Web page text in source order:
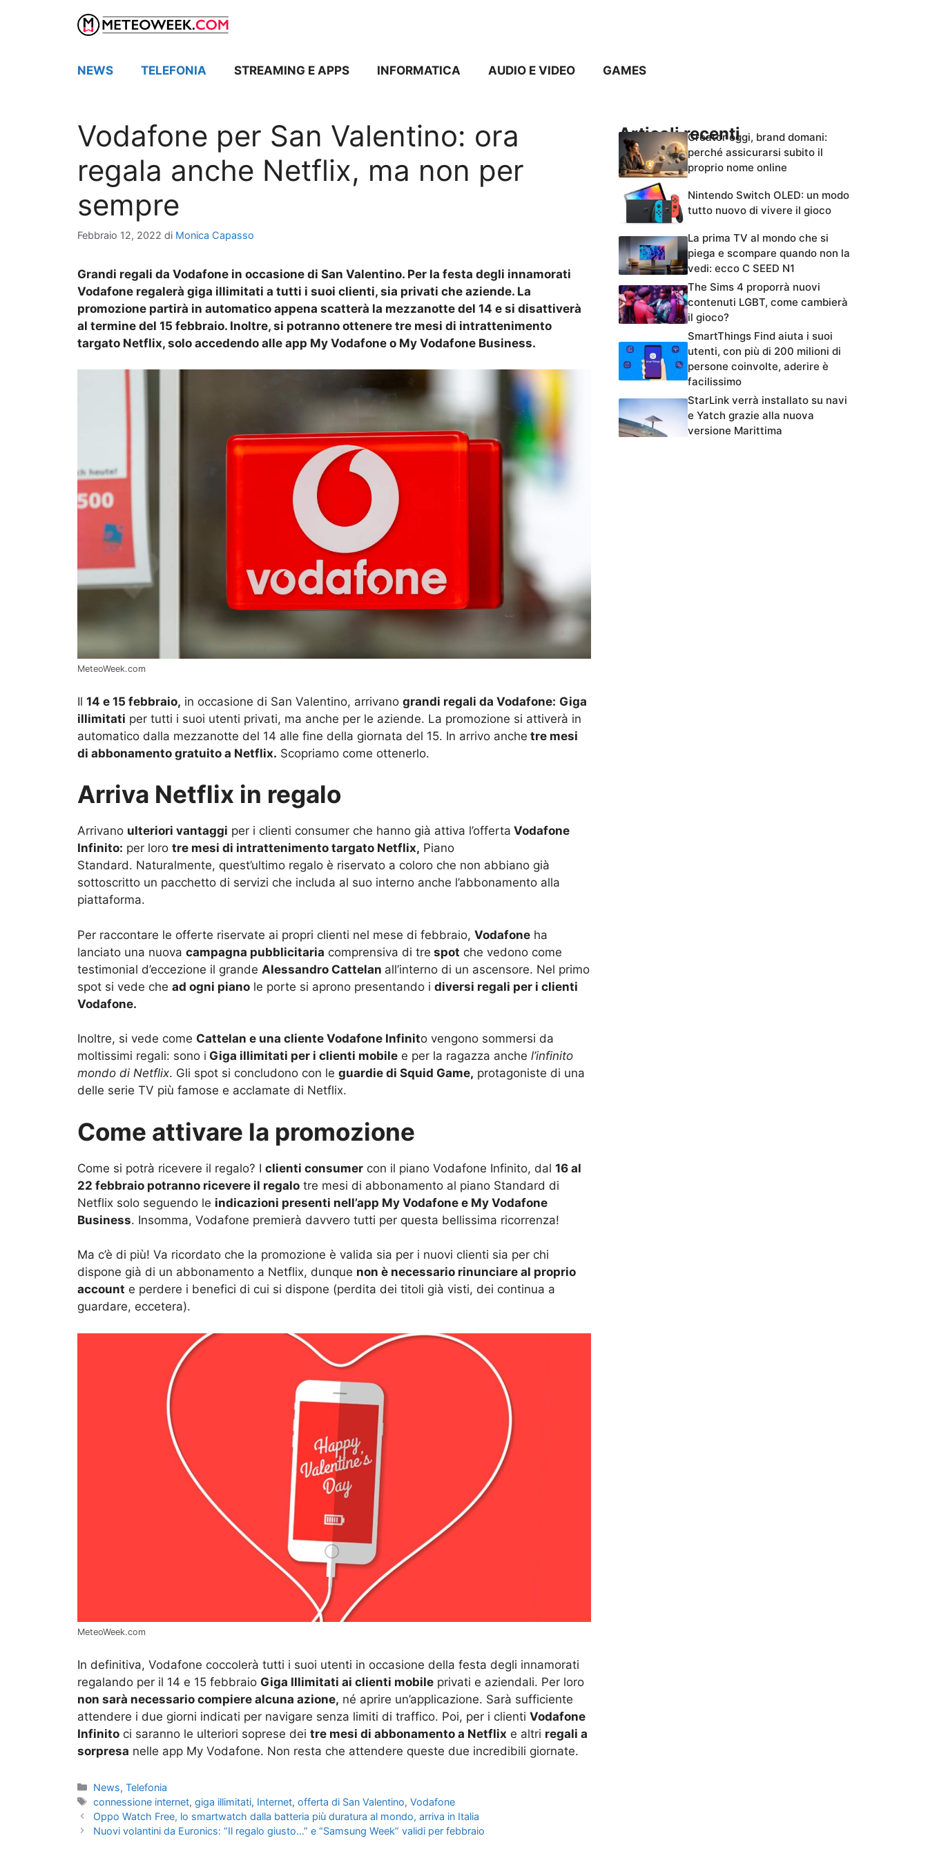
NEWS TELEFONIA STREAMING E APPS INFORMATICA AUDIO E VIDEO GAMES
Vodafone per San Valentino: ora
regala anche Netflix, ma non per
sempre
Febbraio 12, 2022 di Monica Capasso
Grandi regali da Vodafone in occasione di San Valentino. Per la festa degli innamorati
Vodafone regalerà giga illimitati a tutti i suoi clienti, sia privati che aziende. La
promozione partirà in automatico appena scatterà la mezzanotte del 14 e si disattiverà
al termine del 15 febbraio. Inoltre, si potranno ottenere tre mesi di intrattenimento
targato Netflix, solo accedendo alle app My Vodafone o My Vodafone Business.
MeteoWeek.com
Il 14 e 15 febbraio, in occasione di San Valentino, arrivano grandi regali da Vodafone: Giga
illimitati per tutti i suoi utenti privati, ma anche per le aziende. La promozione si attiverà in
automatico dalla mezzanotte del 14 alle fine della giornata del 15. In arrivo anche tre mesi
di abbonamento gratuito a Netflix. Scopriamo come ottenerlo.
Arriva Netflix in regalo
Arrivano ulteriori vantaggi per i clienti consumer che hanno già attiva l’offerta Vodafone
Infinito: per loro tre mesi di intrattenimento targato Netflix, Piano
Standard. Naturalmente, quest’ultimo regalo è riservato a coloro che non abbiano già
sottoscritto un pacchetto di servizi che includa al suo interno anche l’abbonamento alla
piattaforma.
Per raccontare le offerte riservate ai propri clienti nel mese di febbraio, Vodafone ha
lanciato una nuova campagna pubblicitaria comprensiva di tre spot che vedono come
testimonial d’eccezione il grande Alessandro Cattelan all’interno di un ascensore. Nel primo
spot si vede che ad ogni piano le porte si aprono presentando i diversi regali per i clienti
Vodafone.
Inoltre, si vede come Cattelan e una cliente Vodafone Infinito vengono sommersi da
moltissimi regali: sono i Giga illimitati per i clienti mobile e per la ragazza anche l’infinito
mondo di Netflix. Gli spot si concludono con le guardie di Squid Game, protagoniste di una
delle serie TV più famose e acclamate di Netflix.
Come attivare la promozione
Come si potrà ricevere il regalo? I clienti consumer con il piano Vodafone Infinito, dal 16 al
22 febbraio potranno ricevere il regalo tre mesi di abbonamento al piano Standard di
Netflix solo seguendo le indicazioni presenti nell’app My Vodafone e My Vodafone
Business. Insomma, Vodafone premierà davvero tutti per questa bellissima ricorrenza!
Ma c’è di più! Va ricordato che la promozione è valida sia per i nuovi clienti sia per chi
dispone già di un abbonamento a Netflix, dunque non è necessario rinunciare al proprio
account e perdere i benefici di cui si dispone (perdita dei titoli già visti, dei continua a
guardare, eccetera).
MeteoWeek.com
In definitiva, Vodafone coccolerà tutti i suoi utenti in occasione della festa degli innamorati
regalando per il 14 e 15 febbraio Giga Illimitati ai clienti mobile privati e aziendali. Per loro
non sarà necessario compiere alcuna azione, né aprire un’applicazione. Sarà sufficiente
attendere i due giorni indicati per navigare senza limiti di traffico. Poi, per i clienti Vodafone
Infinito ci saranno le ulteriori soprese dei tre mesi di abbonamento a Netflix e altri regali a
sorpresa nelle app My Vodafone. Non resta che attendere queste due incredibili giornate.
Categorie
News,Telefonia
Tag
connessione internet,giga illimitati, Internet,offerta di San Valentino,Vodafone
Oppo Watch Free, lo smartwatch dalla batteria più duratura al mondo, arriva in Italia
Nuovi volantini da Euronics: “Il regalo giusto…” e “Samsung Week” validi per febbraio
Articoli recentiCreator oggi, brand domani:
perché assicurarsi subito il
proprio nome online
Nintendo Switch OLED: un modo
tutto nuovo di vivere il gioco
La prima TV al mondo che si
piega e scompare quando non la
vedi: ecco C SEED N1
The Sims 4 proporrà nuovi
contenuti LGBT, come cambierà
il gioco?
SmartThings Find aiuta i suoi
utenti, con più di 200 milioni di
persone coinvolte, aderire è
facilissimo
StarLink verrà installato su navi
e Yatch grazie alla nuova
versione Marittima